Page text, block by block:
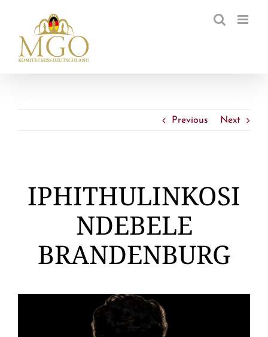
springen
Previous Next
IPHITHULINKOSI
NDEBELE
BRANDENBURG